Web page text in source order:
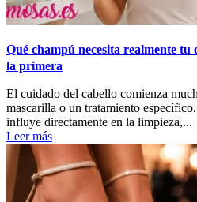
Qué champú necesita realmente
la primera
El cuidado del cabello comienza
mascarilla o un tratamiento
influye directamente en la limpieza,...
Leer más